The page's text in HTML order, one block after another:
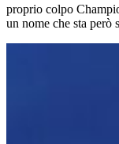
proprio colpo
un nome che sta però